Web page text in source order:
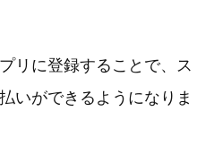
リに登録することで、ス
いができるようになりま